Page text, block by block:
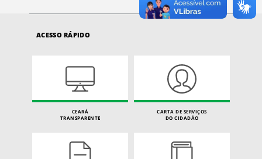
ACESSO RÁPIDO
CEARÁ
TRANSPARENTE
CARTA DE SERVIÇOS
DO CIDADÃO